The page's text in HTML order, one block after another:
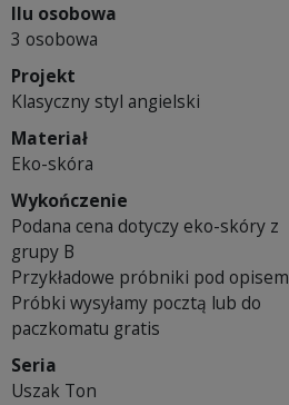
Ilu osobowa
3 osobowa
Projekt
Klasyczny styl angielski
Materiał
Eko-skóra
Wykończenie
Podana cena dotyczy eko-skóry z
grupy B
Przykładowe próbniki pod opisem
Próbki wysyłamy pocztą lub do
paczkomatu gratis
Seria
Uszak Ton